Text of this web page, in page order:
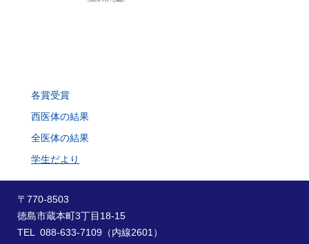
各賞受賞
西医体の結果
全医体の結果
学生だより
〒770-8503
徳島市蔵本町3丁目18-15
TEL 088-633-7109（内線2601）